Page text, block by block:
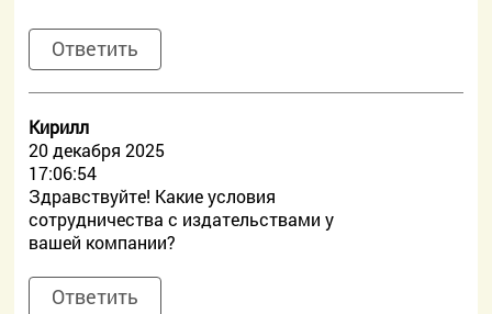
Ответить
Кирилл
20 декабря 2025
17:06:54
Здравствуйте! Какие условия
сотрудничества с издательствами у
вашей компании?
Ответить